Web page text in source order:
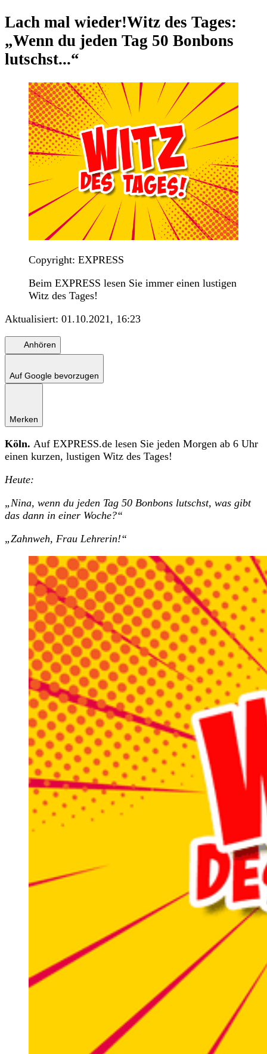
Lach mal wieder!Witz des Tages:
„Wenn du jeden Tag 50 Bonbons
lutschst...“
Copyright: EXPRESS
Beim EXPRESS lesen Sie immer einen lustigen
Witz des Tages!
Aktualisiert: 01.10.2021, 16:23
Anhören
Auf Google bevorzugen
Merken
Köln. Auf EXPRESS.de lesen Sie jeden Morgen ab 6 Uhr
einen kurzen, lustigen Witz des Tages!
Heute:
„Nina, wenn du jeden Tag 50 Bonbons lutschst, was gibt
das dann in einer Woche?“
„Zahnweh, Frau Lehrerin!“